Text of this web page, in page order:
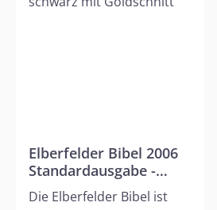
Elberfelder Bibel 2006
Standardausgabe -
Leder schwarz mit
Goldschnitt
Die Elberfelder Bibel ist